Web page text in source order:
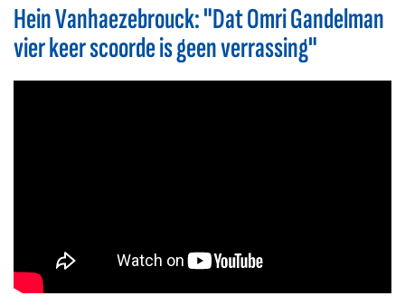
Hein Vanhaezebrouck: "Dat Omri Gandelman
vier keer scoorde is geen verrassing"